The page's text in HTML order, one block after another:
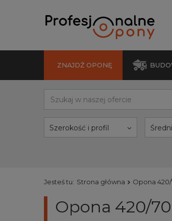
ZNAJDŹ OPONĘ
Szerokość i profil
Jesteś tu: Strona główna Opona 420/
Opona 420/